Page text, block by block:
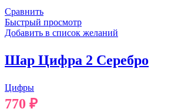
Сравнить
Быстрый просмотр
Добавить в список желаний
Шар Цифра 2 Серебро
Цифры
770 ₽